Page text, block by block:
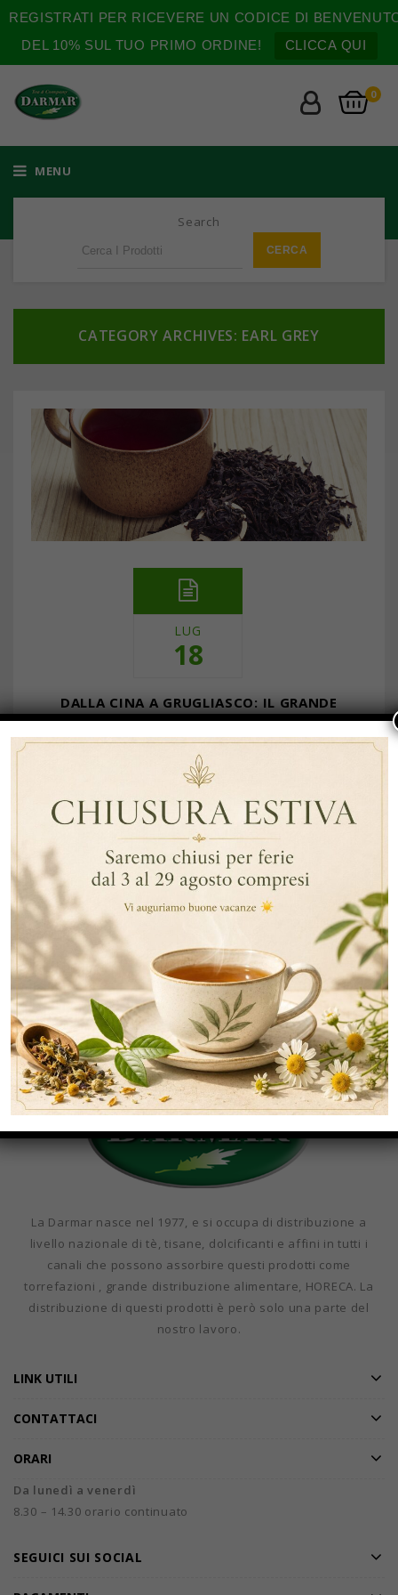
REGISTRATI PER RICEVERE UN CODICE DI
DEL 10% SUL TUO PRIMO ORDINE!
CLICCA QUI
0
MENU
Search
CATEGORY ARCHIVES: EARL GREY
LUG
18
DALLA CINA A GRUGLIASCO: IL GRANDE
VIAGGIO DEL TÈ NERO
… Continua a leggere
By Data
Tè Nero,Tè Nero Di Ceylon, English Breakfast Tea,
Darjeeling,Earl Grey
English Breakfast Tea
Tè Nero Di Ceylon , Earl Grey
Nero
CATEGORIE
La Darmar nasce nel 1977, e si occupa di distribuzione a
livello nazionale di tè, tisane, dolcificanti e affini in tutti i
canali che possono assorbire questi prodotti come
torrefazioni , grande distribuzione alimentare, HORECA. La
distribuzione di questi prodotti è però solo una parte del
nostro lavoro.
LINK UTILI
CONTATTACI
ORARI
Da lunedì a venerdì
8.30 – 14.30 orario continuato
SEGUICI SUI SOCIAL